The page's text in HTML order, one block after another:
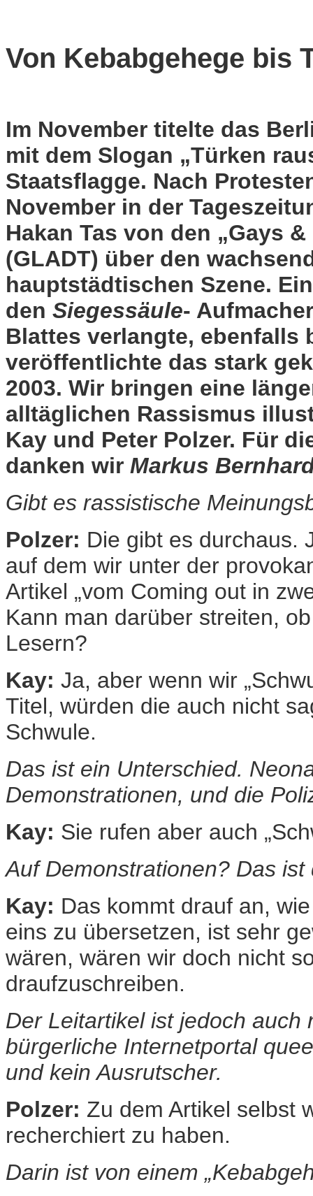
Von Kebabgehege bis
Im November titelte das
mit dem Slogan „Türken
Staatsflagge. Nach
November in der
Hakan Tas von den „Gays
(GLADT) über den
hauptstädtischen Szene.
den Siegessäule-
Blattes verlangte, ebenfalls
veröffentlichte das stark
2003. Wir bringen eine
alltäglichen Rassismus
Kay und Peter Polzer. Für
danken wir Markus
Gibt es rassistische
Polzer: Die gibt es durchaus.
auf dem wir unter der
Artikel „vom Coming out in
Kann man darüber streiten,
Lesern?
Kay: Ja, aber wenn wir
Titel, würden die auch nicht
Schwule.
Das ist ein Unterschied.
Demonstrationen, und die
Kay: Sie rufen aber auch
Auf Demonstrationen? Das ist
Kay: Das kommt drauf an,
eins zu übersetzen, ist sehr
wären, wären wir doch nicht
draufzuschreiben.
Der Leitartikel ist jedoch
bürgerliche Internetportal
und kein Ausrutscher.
Polzer: Zu dem Artikel selbst
recherchiert zu haben.
Darin ist von einem